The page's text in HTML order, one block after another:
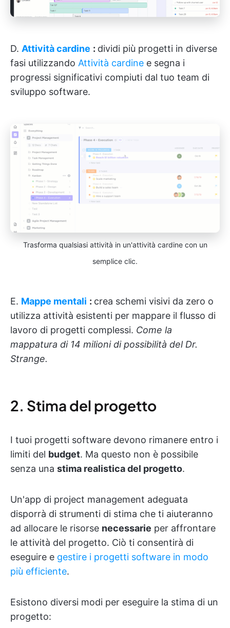
D. Attività cardine : dividi più progetti in diverse
fasi utilizzando Attività cardine e segna i
progressi significativi compiuti dal tuo team di
sviluppo software.
Trasforma qualsiasi attività in un'attività cardine con un
semplice clic.
E. Mappe mentali : crea schemi visivi da zero o
utilizza attività esistenti per mappare il flusso di
lavoro di progetti complessi. Come la
mappatura di 14 milioni di possibilità del Dr.
Strange.
2. Stima del progetto
I tuoi progetti software devono rimanere entro i
limiti del budget. Ma questo non è possibile
senza una stima realistica del progetto.
Un'app di project management adeguata
disporrà di strumenti di stima che ti aiuteranno
ad allocare le risorse necessarie per affrontare
le attività del progetto. Ciò ti consentirà di
eseguire e gestire i progetti software in modo
più efficiente.
Esistono diversi modi per eseguire la stima di un
progetto: